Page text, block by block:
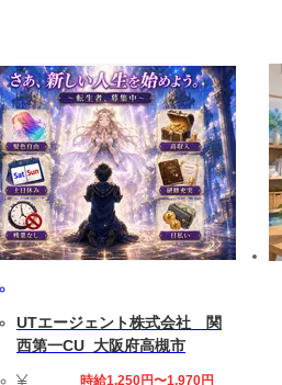
UTエージェント株式会社 関
西第一CU_大阪府高槻市
時給1,250円〜1,970円